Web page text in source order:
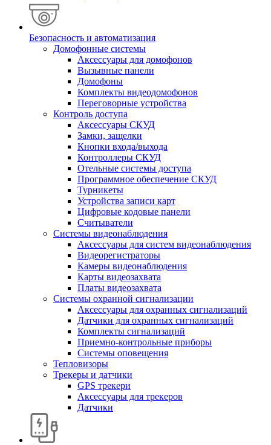
Безопасность и автоматизация
Домофонные системы
Аксессуары для домофонов
Вызывные панели
Домофоны
Комплекты видеодомофонов
Переговорные устройства
Контроль доступа
Аксессуары СКУД
Замки, защелки
Кнопки входа/выхода
Контроллеры СКУД
Отельные системы доступа
Программное обеспечение СКУД
Турникеты
Устройства записи карт
Цифровые кодовые панели
Считыватели
Системы видеонаблюдения
Аксессуары для систем видеонаблюдения
Видеорегистраторы
Камеры видеонаблюдения
Карты видеозахвата
Платы видеозахвата
Системы охранной сигнализации
Аксессуары для охранных сигнализаций
Датчики для охранных сигнализаций
Комплекты сигнализаций
Приемно-контрольные приборы
Системы оповещения
Тепловизоры
Трекеры и датчики
GPS трекери
Аксессуары для трекеров
Датчики